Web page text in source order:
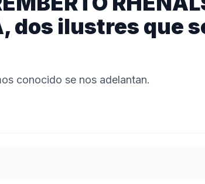
dos ilustres que
conocido se nos adelantan.